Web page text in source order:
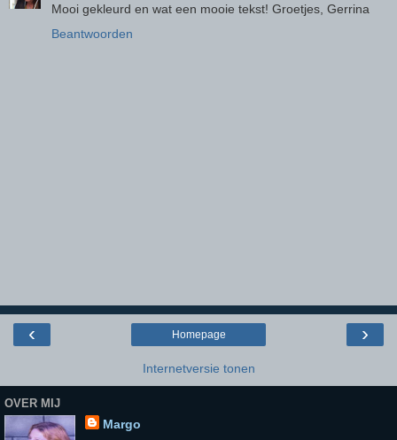
Mooi gekleurd en wat een mooie tekst! Groetjes, Gerrina
Beantwoorden
‹ ›
Homepage
Internetversie tonen
OVER MIJ
Margo